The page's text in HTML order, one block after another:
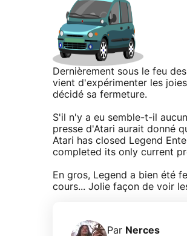
Dernièrement sous le feu
vient d'expérimenter les
décidé sa fermeture.
S'il n'y a eu semble-t-il
presse d'Atari aurait donné
Atari has closed Legend
completed its only current
En gros, Legend a bien été
cours... Jolie façon de voir
Par Nerces